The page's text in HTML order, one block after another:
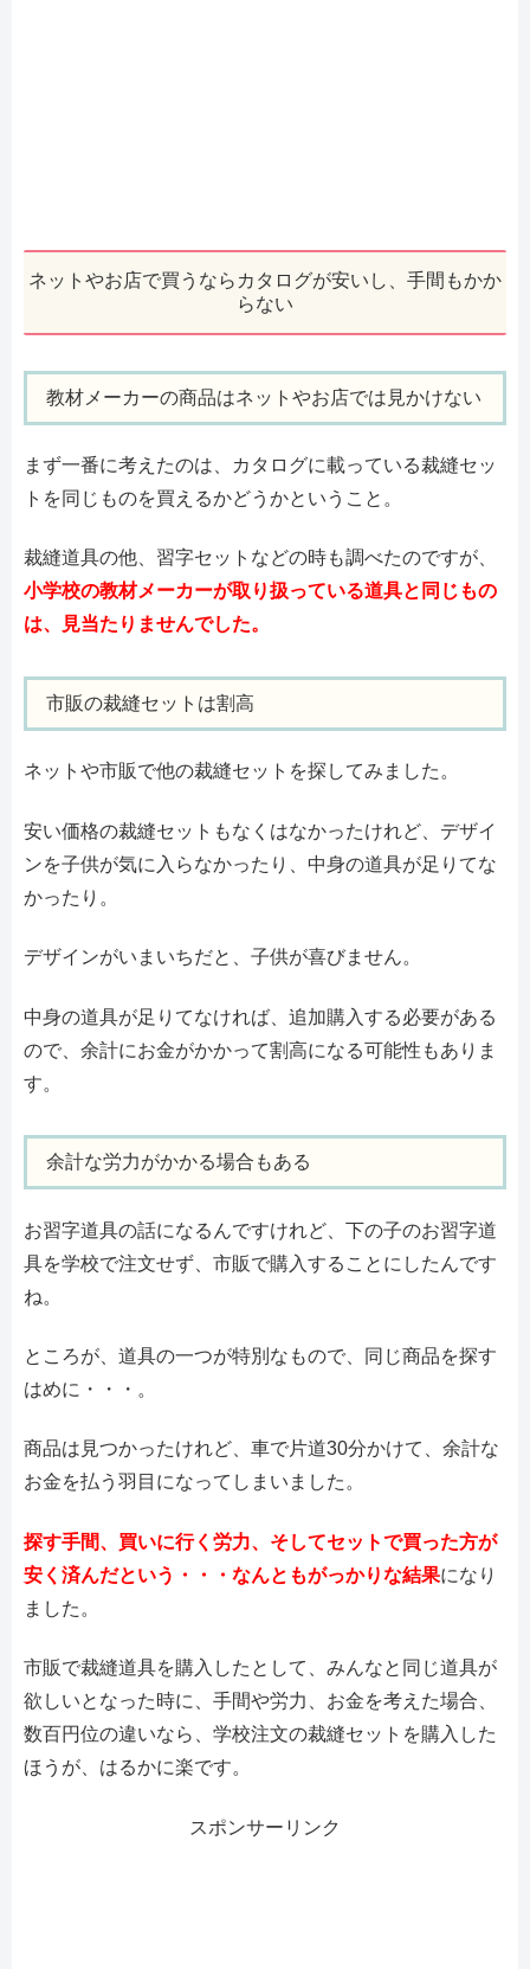
ネットやお店で買うならカタログが安いし、手間もかか
らない
教材メーカーの商品はネットやお店では見かけない
まず一番に考えたのは、カタログに載っている裁縫セッ
トを同じものを買えるかどうかということ。
裁縫道具の他、習字セットなどの時も調べたのですが、
小学校の教材メーカーが取り扱っている道具と同じもの
は、見当たりませんでした。
市販の裁縫セットは割高
ネットや市販で他の裁縫セットを探してみました。
安い価格の裁縫セットもなくはなかったけれど、デザイ
ンを子供が気に入らなかったり、中身の道具が足りてな
かったり。
デザインがいまいちだと、子供が喜びません。
中身の道具が足りてなければ、追加購入する必要がある
ので、余計にお金がかかって割高になる可能性もありま
す。
余計な労力がかかる場合もある
お習字道具の話になるんですけれど、下の子のお習字道
具を学校で注文せず、市販で購入することにしたんです
ね。
ところが、道具の一つが特別なもので、同じ商品を探す
はめに・・・。
商品は見つかったけれど、車で片道30分かけて、余計な
お金を払う羽目になってしまいました。
探す手間、買いに行く労力、そしてセットで買った方が
安く済んだという・・・なんともがっかりな結果になり
ました。
市販で裁縫道具を購入したとして、みんなと同じ道具が
欲しいとなった時に、手間や労力、お金を考えた場合、
数百円位の違いなら、学校注文の裁縫セットを購入した
ほうが、はるかに楽です。
スポンサーリンク